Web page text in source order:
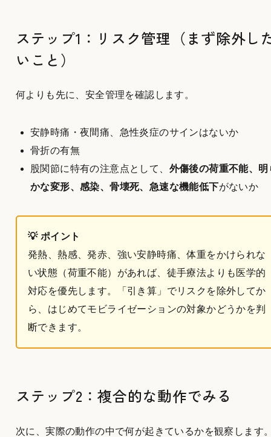
ステップ1：リスク管理（まず除外し
いこと）
何よりも先に、安全管理を確認します。
安静時痛・夜間痛、急性炎症のサインはないか
骨折の有無
股関節に特有の注意点として、 外傷後の荷重不能、明
かな変形、感染、骨壊死、急速な機能低下がないか
💡 ポイント
発熱、熱感、発赤、強い安静時痛、体重をかけられな
い状態（荷重不能）があれば、徒手療法よりも医学的
対応を優先します。「引き算」でリスクを除外してか
ら、はじめてモビライゼーションの対象かどうかを判
断できます。
ステップ2：複合的な動作でみる
次に、実際の動作の中で何が起きているかを観察します